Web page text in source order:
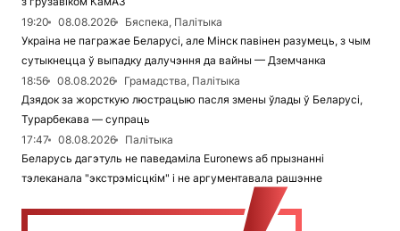
19:20
08.08.2026
Бяспека, Палітыка
Украіна не пагражае Беларусі, але Мінск павінен разумець, з чым
сутыкнецца ў выпадку далучэння да вайны — Дземчанка
18:56
08.08.2026
Грамадства, Палітыка
Дзядок за жорсткую люстрацыю пасля змены ўлады ў Беларусі,
Турарбекава — супраць
17:47
08.08.2026
Палітыка
Беларусь дагэтуль не паведаміла Euronews аб прызнанні
тэлеканала "экстрэмісцкім" і не аргументавала рашэнне